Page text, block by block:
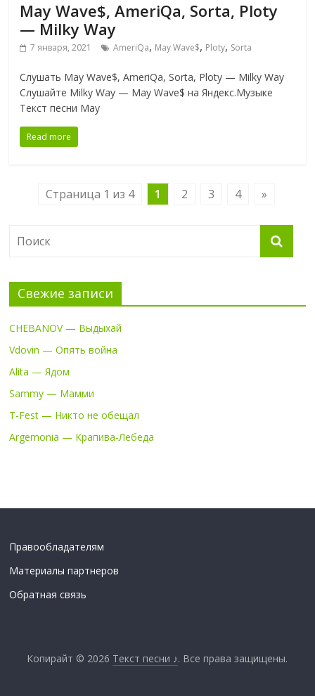
May Wave$, AmeriQa, Sorta, Ploty
— Milky Way
7 января, 2021 AmeriQa, May Wave$, Ploty, Sorta
Слушать May Wave$, AmeriQa, Sorta, Ploty — Milky Way
Слушайте Milky Way — May Wave$ на Яндекс.Музыке
Текст песни May
Read more
Страница 1 из 4 1 2 3 4 »
Свежие записи
CHEBANOV — Выдыхай
Vdovin — Опять война
Alita — Ядом
Sammy — Мамми
T-Fest — Никто не обещал
Argemonia — Крапива-Лебеда
Правообладателям
Материалы партнеров
Обратная связь
Копирайт © 2026 Текст песни ♪. Все права защищены.